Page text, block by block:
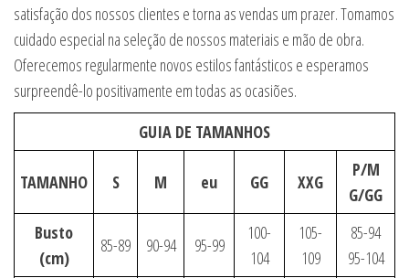
satisfação dos nossos clientes e torna as vendas um prazer. Tomamos
cuidado especial na seleção de nossos materiais e mão de obra.
Oferecemos regularmente novos estilos fantásticos e esperamos
surpreendê-lo positivamente em todas as ocasiões.
GUIA DE TAMANHOS
TAMANHO S M eu GG XXG
P/M
G/GG
Busto
(cm)
85-89 90-94 95-99
100-
104
105-
109
85-94
95-104